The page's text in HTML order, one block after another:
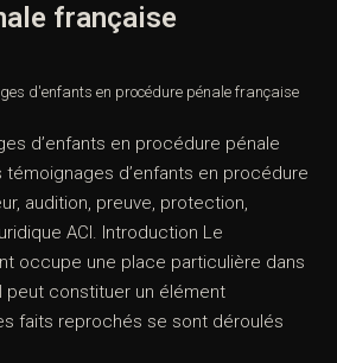
française
d'enfants en procédure pénale française
d’enfants en procédure pénale
d’enfants en procédure
audition, preuve, protection,
ACI. Introduction Le
occupe une place particulière dans
peut constituer un élément
faits reprochés se sont déroulés